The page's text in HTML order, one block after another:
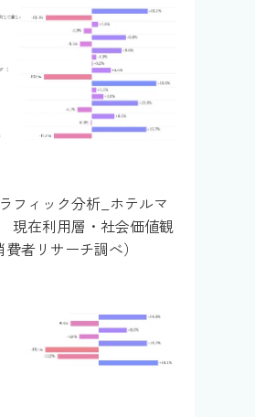
フィック分析_ホテルマ
現在利用層・社会価値観
費者リサーチ調べ）